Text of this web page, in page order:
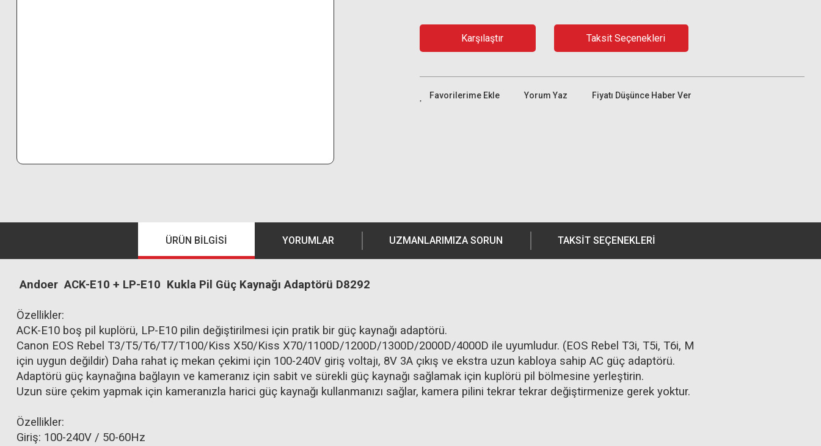
Karşılaştır Taksit Seçenekleri
Yorum Yaz Fiyatı Düşünce Haber Ver
ÜRÜN BILGISI YORUMLAR UZMANLARIMIZA SORUN TAKSIT SEÇENEKLERI
Andoer ACK-E10 + LP-E10 Kukla Pil Güç Kaynağı Adaptörü D8292
Özellikler:
ACK-E10 boş pil kuplörü, LP-E10 pilin değiştirilmesi için pratik bir güç kaynağı adaptörü.
Canon EOS Rebel T3/T5/T6/T7/T100/Kiss X50/Kiss X70/1100D/1200D/1300D/2000D/4000D ile uyumludur. (EOS Rebel T3i, T5i, T6i, M
için uygun değildir) Daha rahat iç mekan çekimi için 100-240V giriş voltajı, 8V 3A çıkış ve ekstra uzun kabloya sahip AC güç adaptörü.
Adaptörü güç kaynağına bağlayın ve kameranız için sabit ve sürekli güç kaynağı sağlamak için kuplörü pil bölmesine yerleştirin.
Uzun süre çekim yapmak için kameranızla harici güç kaynağı kullanmanızı sağlar, kamera pilini tekrar tekrar değiştirmenize gerek yoktur.
Özellikler:
Giriş: 100-240V / 50-60Hz